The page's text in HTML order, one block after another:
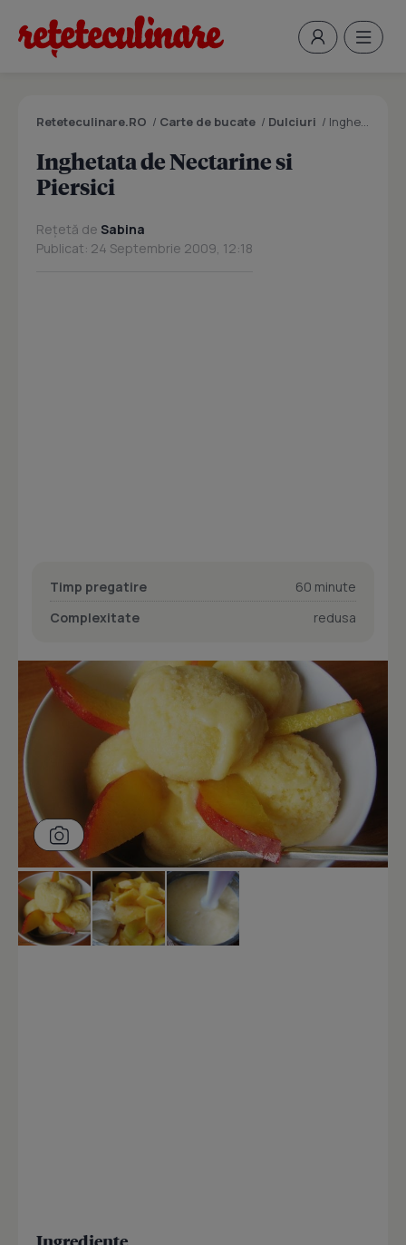
Reteteculinare.RO / Carte de bucate / Dulciuri / Inghetata de Nectarine si Piersici
Inghetata de Nectarine si
Piersici
Rețetă de Sabina
Publicat: 24 Septembrie 2009, 12:18
Timp pregatire
60 minute
Complexitate
redusa